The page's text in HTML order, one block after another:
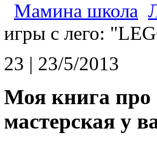
Мамина школа
игры с лего:
23 | 23/5/2013
Моя книга
мастерская у